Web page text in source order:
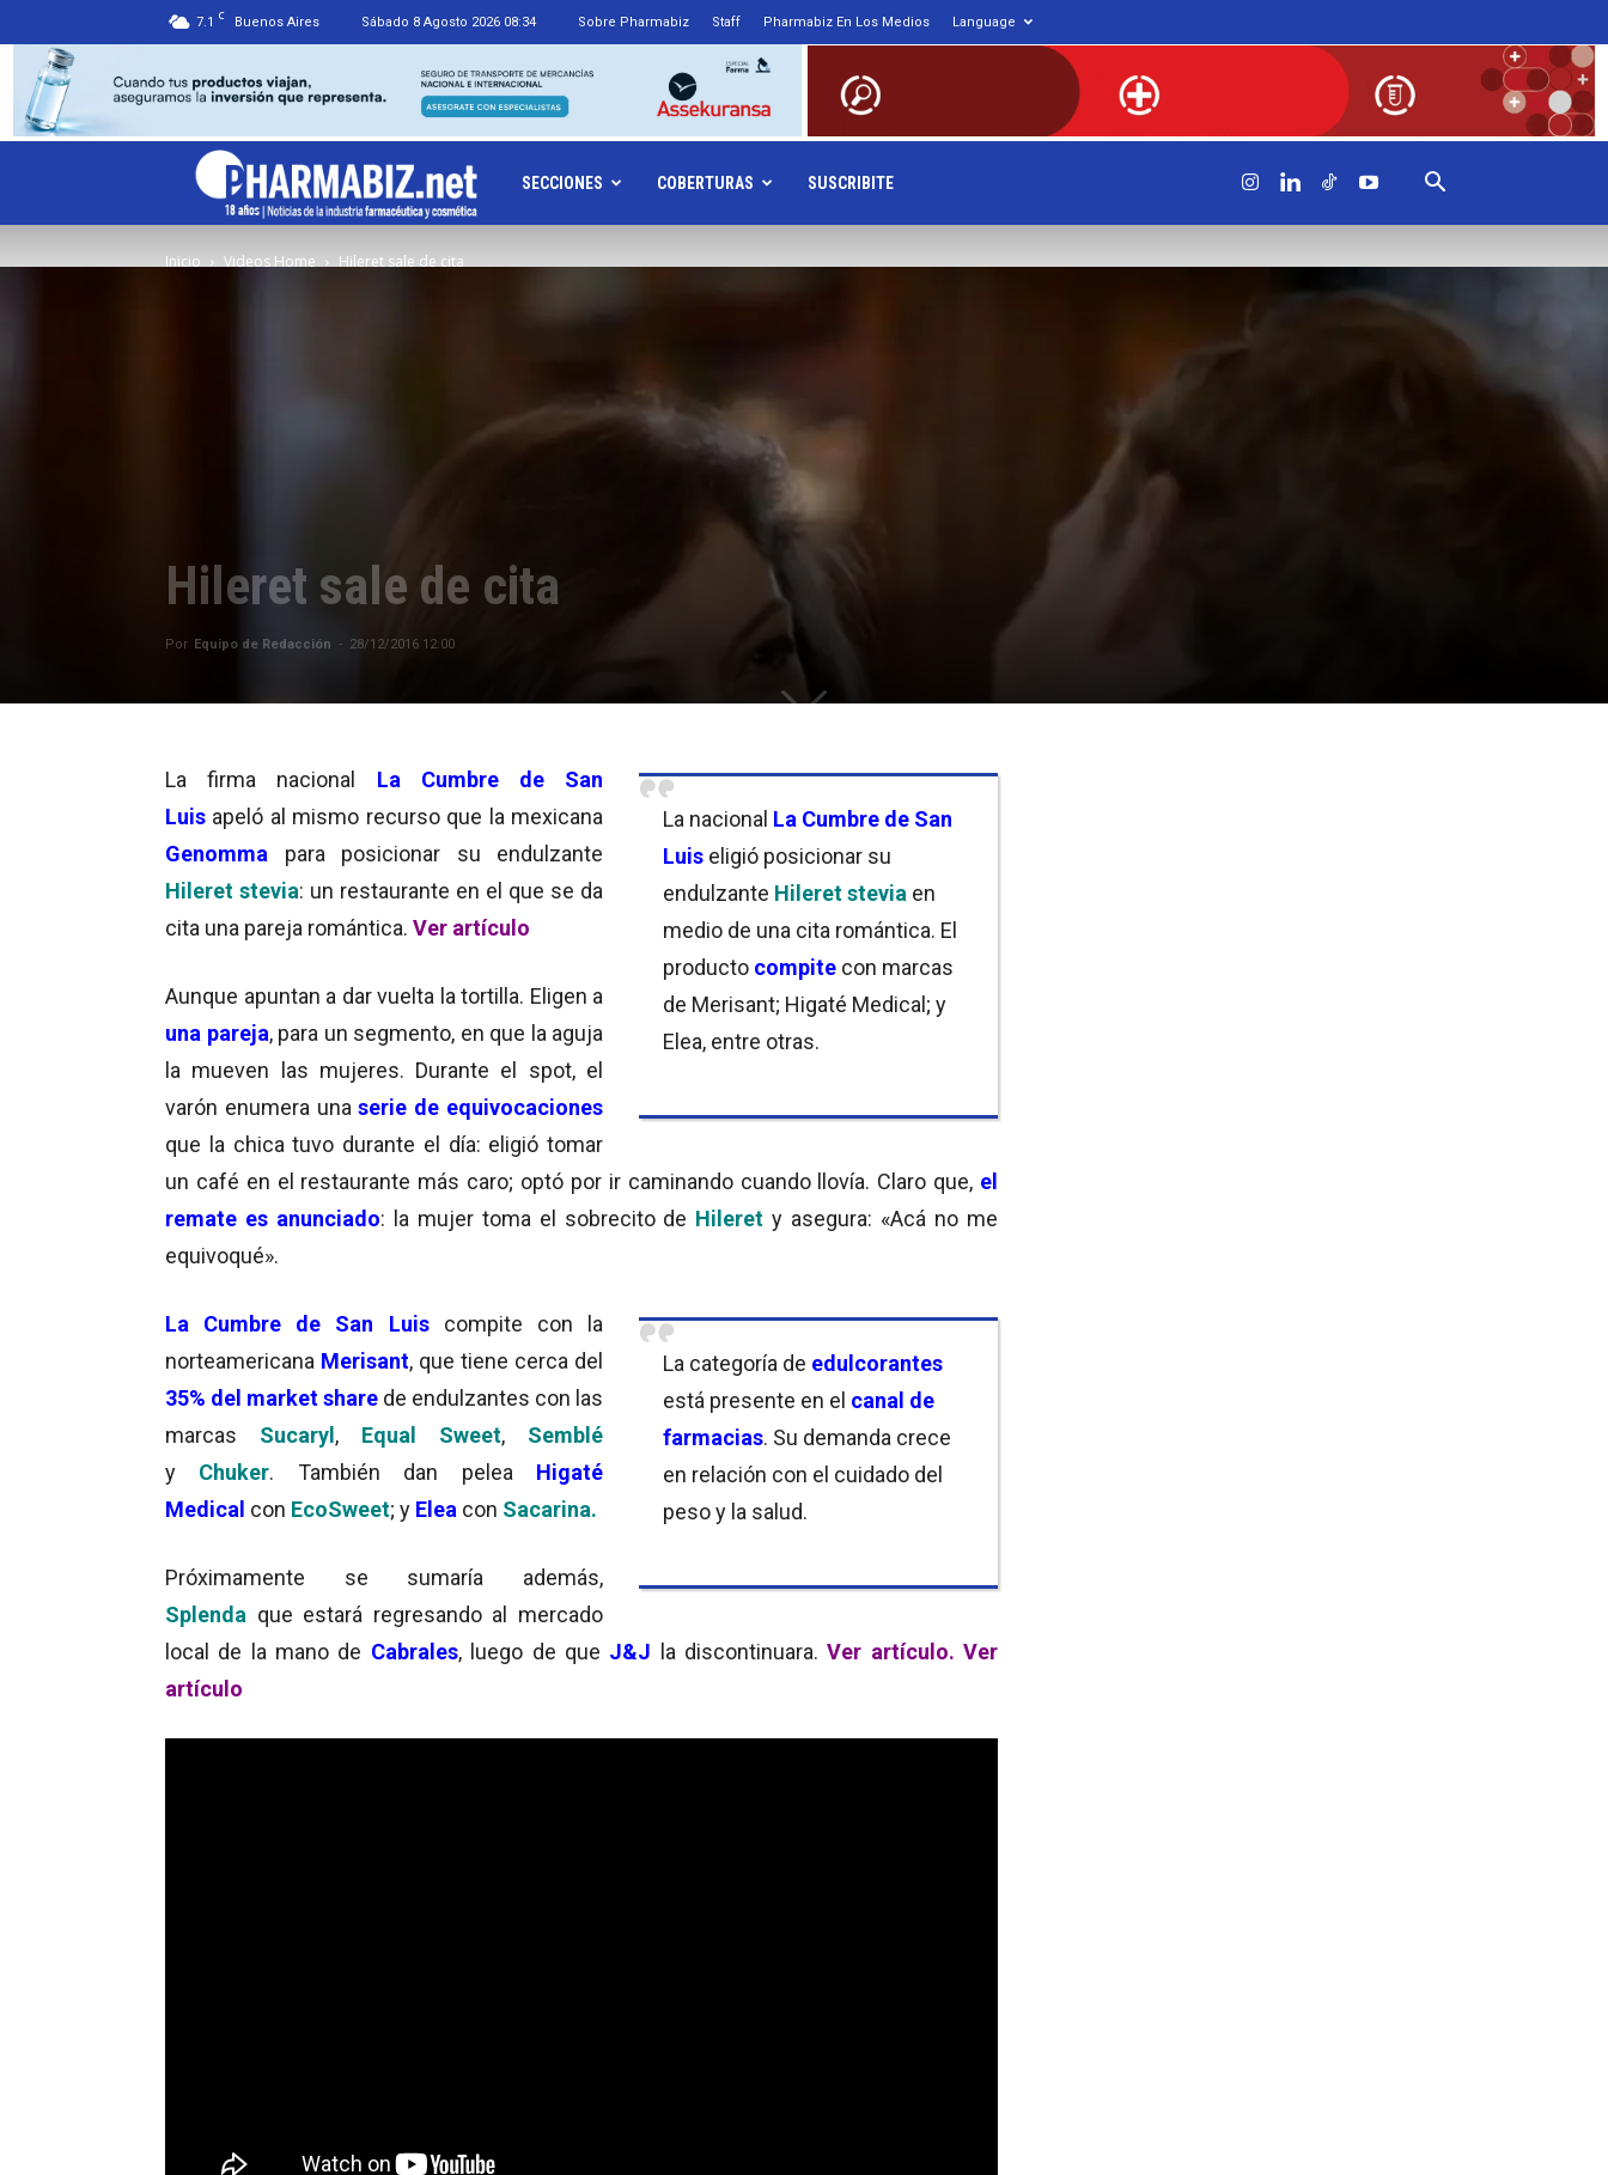
7.1 C Buenos Aires Sábado 8 Agosto 2026 08:34 Sobre Pharmabiz Staff Pharmabiz En Los Medios Language
Pharmabiz.NET
SECCIONES COBERTURAS SUSCRIBITE
Inicio Videos Home Hileret sale de cita
Hileret sale de cita
Por Equipo de Redacción - 28/12/2016 12:00
La nacional La Cumbre de San
Luis eligió posicionar su
endulzante Hileret stevia en
medio de una cita romántica. El
producto compite con marcas
de Merisant; Higaté Medical; y
Elea, entre otras.
La firma nacional La Cumbre de San
Luis apeló al mismo recurso que la mexicana
Genomma para posicionar su endulzante
Hileret stevia: un restaurante en el que se da
cita una pareja romántica. Ver artículo
Aunque apuntan a dar vuelta la tortilla. Eligen a
una pareja, para un segmento, en que la aguja
la mueven las mujeres. Durante el spot, el
varón enumera unaserie de equivocaciones
que la chica tuvo durante el día: eligió tomar
un café en el restaurante más caro; optó por ir caminando cuando llovía. Claro que, el
remate es anunciado: la mujer toma el sobrecito de Hileret y asegura: «Acá no me
equivoqué».
La categoría de edulcorantes
está presente en el canal de
farmacias. Su demanda crece
en relación con el cuidado del
peso y la salud.
La Cumbre de San Luis compite con la
norteamericana Merisant, que tiene cerca del
35% del market share de endulzantes con las
marcas Sucaryl, Equal Sweet, Semblé
y Chuker. También dan pelea Higaté
Medical con EcoSweet; y Elea con Sacarina.
Próximamente se sumaría además,
Splenda que estará regresando al mercado
local de la mano de Cabrales, luego de que J&J la discontinuara.Ver artículo. Ver
artículo